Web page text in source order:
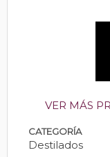
VER MÁS
CATEGORÍA
Destilados